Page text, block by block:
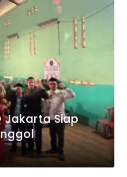
Jakarta Siap